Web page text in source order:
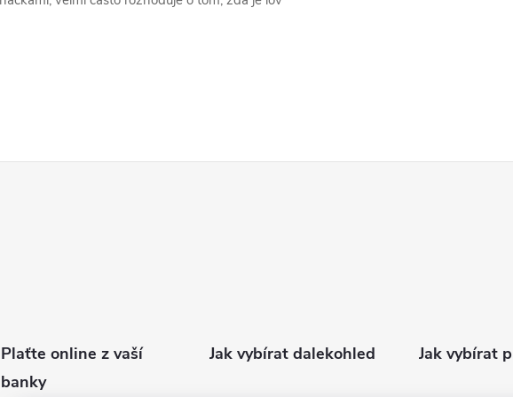
Plaťte online z vaší
banky
Jak vybírat dalekohled Jak vybírat